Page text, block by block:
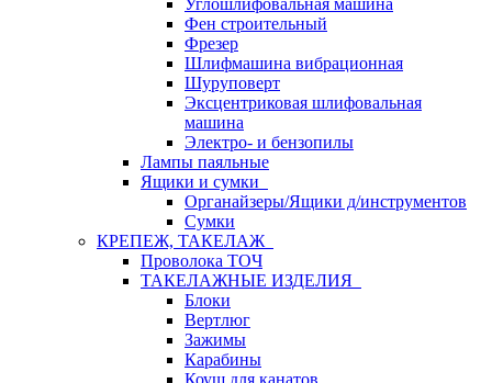
Углошлифовальная машина
Фен строительный
Фрезер
Шлифмашина вибрационная
Шуруповерт
Эксцентриковая шлифовальная
машина
Электро- и бензопилы
Лампы паяльные
Ящики и сумки
Органайзеры/Ящики д/инструментов
Сумки
КРЕПЕЖ, ТАКЕЛАЖ
Проволока ТОЧ
ТАКЕЛАЖНЫЕ ИЗДЕЛИЯ
Блоки
Вертлюг
Зажимы
Карабины
Коуш для канатов